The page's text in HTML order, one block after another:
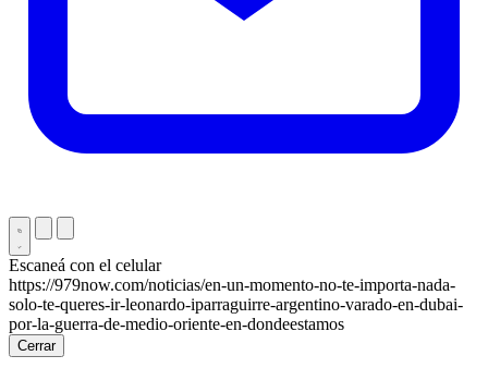
Escaneá con el celular
https://979now.com/noticias/en-un-momento-no-te-importa-nada-
solo-te-queres-ir-leonardo-iparraguirre-argentino-varado-en-dubai-
por-la-guerra-de-medio-oriente-en-dondeestamos
Cerrar